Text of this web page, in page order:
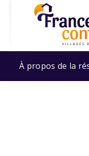
À propos de la